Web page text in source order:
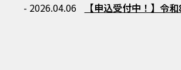
- 2026.04.06 【申込受付中！】令